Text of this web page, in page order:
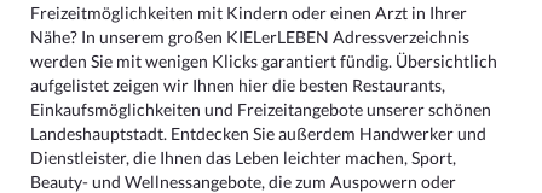
Freizeitmöglichkeiten mit Kindern oder einen Arzt in Ihrer
Nähe? In unserem großen KIELerLEBEN Adressverzeichnis
werden Sie mit wenigen Klicks garantiert fündig. Übersichtlich
aufgelistet zeigen wir Ihnen hier die besten Restaurants,
Einkaufsmöglichkeiten und Freizeitangebote unserer schönen
Landeshauptstadt. Entdecken Sie außerdem Handwerker und
Dienstleister, die Ihnen das Leben leichter machen, Sport,
Beauty- und Wellnessangebote, die zum Auspowern oder